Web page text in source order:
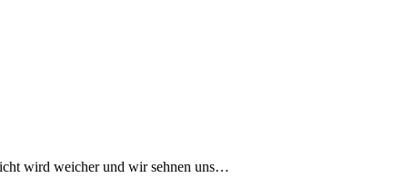
wird weicher und wir sehnen uns…